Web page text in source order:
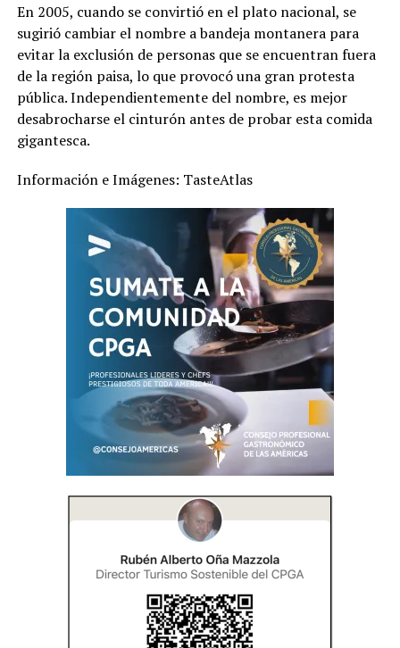
En 2005, cuando se convirtió en el plato nacional, se
sugirió cambiar el nombre a bandeja montanera para
evitar la exclusión de personas que se encuentran fuera
de la región paisa, lo que provocó una gran protesta
pública. Independientemente del nombre, es mejor
desabrocharse el cinturón antes de probar esta comida
gigantesca.
Información e Imágenes: TasteAtlas